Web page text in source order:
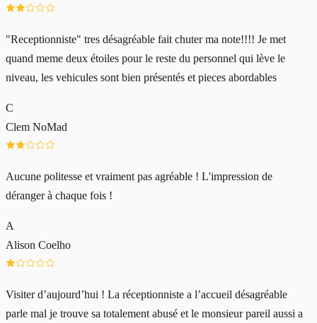
"Receptionniste" tres désagréable fait chuter ma note!!!! Je met
quand meme deux étoiles pour le reste du personnel qui lève le
niveau, les vehicules sont bien présentés et pieces abordables
C
Clem NoMad
Aucune politesse et vraiment pas agréable ! L'impression de
déranger à chaque fois !
A
Alison Coelho
Visiter d’aujourd’hui ! La réceptionniste a l’accueil désagréable
parle mal je trouve sa totalement abusé et le monsieur pareil aussi a